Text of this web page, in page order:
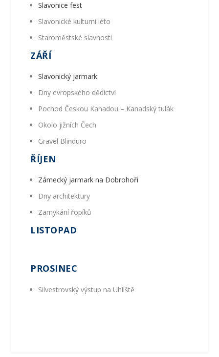
Slavonice fest
Slavonické kulturní léto
Staroměstské slavnosti
ZÁŘÍ
Slavonický jarmark
Dny evropského dědictví
Pochod Českou Kanadou – Kanadský tulák
Okolo jižních Čech
Gravel Blinduro
ŘÍJEN
Zámecký jarmark na Dobrohoři
Dny architektury
Zamykání řopíků
LISTOPAD
PROSINEC
Silvestrovský výstup na Uhliště